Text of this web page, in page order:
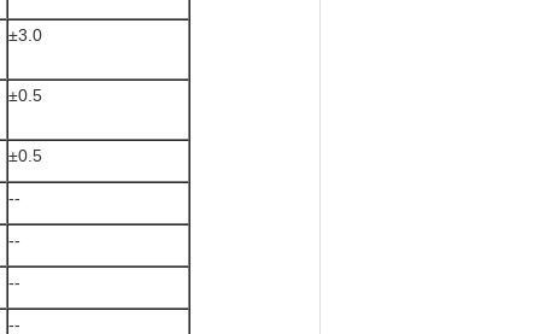
±3.0
±0.5
±0.5
--
--
--
--